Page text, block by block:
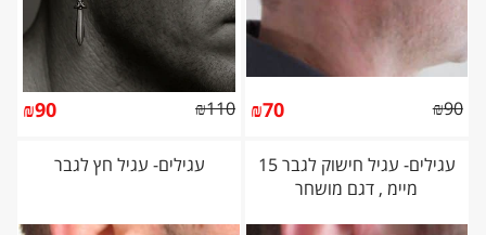
₪90
₪70
₪110
₪90
עגילים- עגיל חישוק לגבר 15
מיימ , דגם מושחר
עגילים- עגיל חץ לגבר